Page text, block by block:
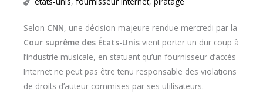
Selon CNN, une décision majeure rendue mercredi par la
Cour suprême des États-Unis vient porter un dur coup à
l’industrie musicale, en statuant qu’un fournisseur d’accès
Internet ne peut pas être tenu responsable des violations
de droits d’auteur commises par ses utilisateurs.